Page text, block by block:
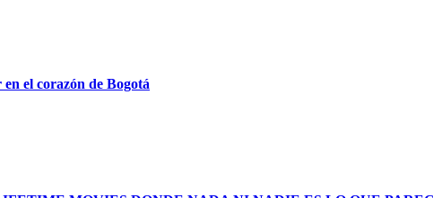
el corazón de Bogotá